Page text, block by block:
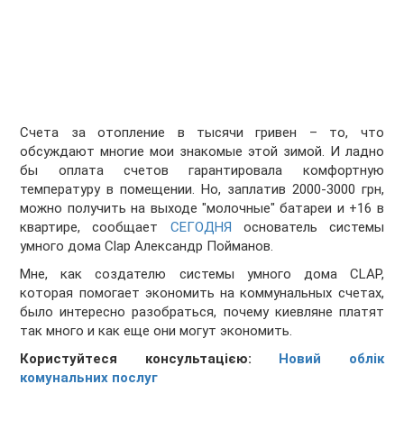
Счета за отопление в тысячи гривен – то, что
обсуждают многие мои знакомые этой зимой. И ладно
бы оплата счетов гарантировала комфортную
температуру в помещении. Но, заплатив 2000-3000 грн,
можно получить на выходе "молочные" батареи и +16 в
квартире, сообщает СЕГОДНЯ
основатель системы
умного дома Clap Александр Пойманов.
Мне, как создателю системы умного дома CLAP,
которая помогает экономить на коммунальных счетах,
было интересно разобраться, почему киевляне платят
так много и как еще они могут экономить.
Користуйтеся консультацією: Новий облік
комунальних послуг